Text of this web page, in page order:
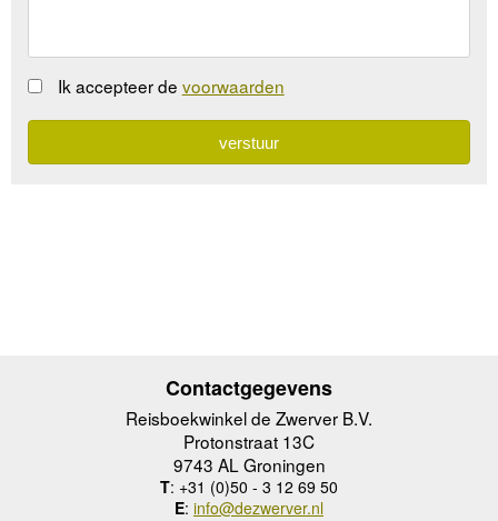
Ik accepteer de voorwaarden
Contactgegevens
Reisboekwinkel de Zwerver B.V.
Protonstraat 13C
9743 AL Groningen
T: +31 (0)50 - 3 12 69 50
E: info@dezwerver.nl